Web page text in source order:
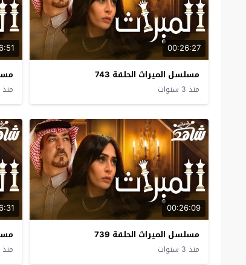
00:26:27
مسلسل الميراث الحلقة 743
منذ 3 سنوات منذ 3 سنوات
00:26:09
مسلسل الميراث الحلقة 739
منذ 3 سنوات منذ 3 سنوات